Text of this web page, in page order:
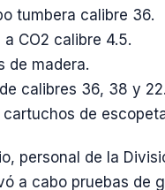
tumbera calibre 36.
CO2 calibre 4.5.
de madera.
calibres 36, 38 y 22.
de
personal de la
a cabo pruebas de